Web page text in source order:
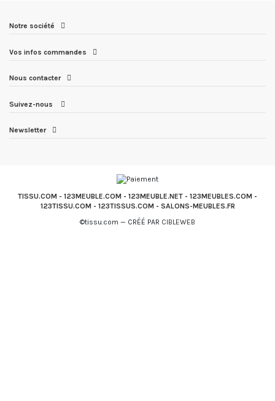
Notre société
Vos infos commandes
Nous contacter
Suivez-nous
Newsletter
TISSU.COM - 123MEUBLE.COM - 123MEUBLE.NET - 123MEUBLES.COM -
123TISSU.COM - 123TISSUS.COM - SALONS-MEUBLES.FR
©tissu.com — CRÉÉ PAR CIBLEWEB